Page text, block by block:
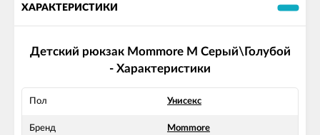
ХАРАКТЕРИСТИКИ
Детский рюкзак Mommore M Серый\Голубой
- Характеристики
Пол Унисекс
Бренд Mommore